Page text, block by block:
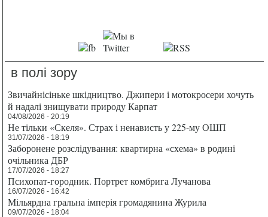
в полі зору
Звичайнісіньке шкідництво. Джипери і мотокросери хочуть
й надалі знищувати природу Карпат
04/08/2026 - 20:19
Не тільки «Скеля». Страх і ненависть у 225-му ОШП
31/07/2026 - 18:19
Заборонене розслідування: квартирна «схема» в родині
очільника ДБР
17/07/2026 - 18:27
Психопат-городник. Портрет комбрига Лучанова
16/07/2026 - 16:42
Мільярдна гральна імперія громадянина Журила
09/07/2026 - 18:04